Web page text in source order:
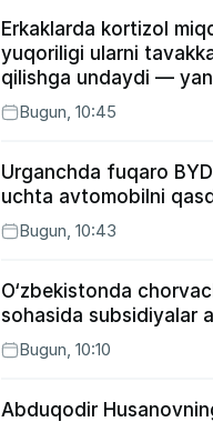
Erkaklarda kortizol
yuqoriligi ularni
qilishga undaydi — yangi
tadqiqot
Bugun, 10:45
Urganchda fuqaro
uchta avtomobilni
Bugun, 10:43
O‘zbekistonda
sohasida subsidiyalar
Bugun, 10:10
Abduqodir